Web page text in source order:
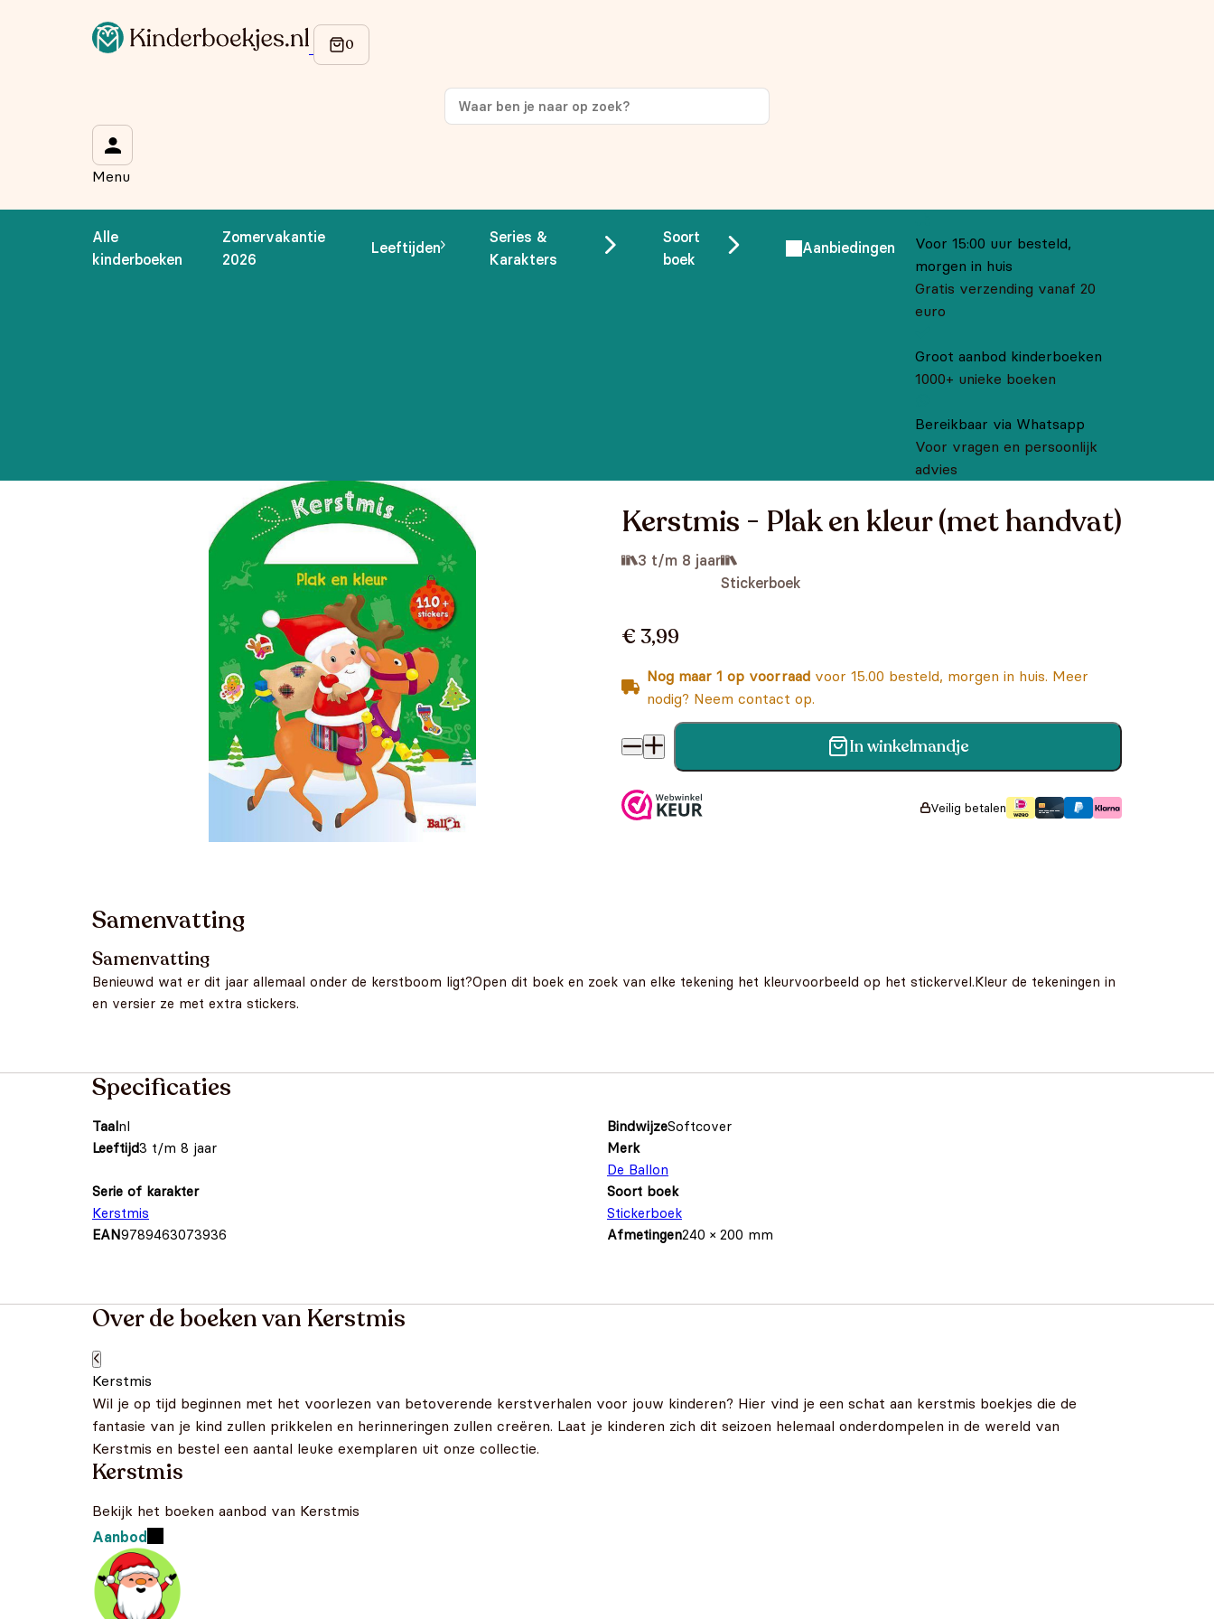
Menu
Alle
kinderboeken
Zomervakantie
2026
Leeftijden
Series &
Karakters
Soort
boek
Aanbiedingen
Voor 15:00 uur besteld,
morgen in huis
Gratis verzending vanaf 20
euro
Groot aanbod kinderboeken
1000+ unieke boeken
Bereikbaar via Whatsapp
Voor vragen en persoonlijk
advies
Kerstmis - Plak en kleur (met handvat)
3 t/m 8 jaar
Stickerboek
€ 3,99
Nog maar 1 op voorraad voor 15.00 besteld, morgen in huis. Meer
nodig? Neem contact op.
Kerstmis - Plak en kleur (met handvat) aantal
In winkelmandje
Veilig betalen
Samenvatting
Samenvatting
Benieuwd wat er dit jaar allemaal onder de kerstboom ligt?Open dit boek en zoek van elke tekening het kleurvoorbeeld op het stickervel.Kleur de tekeningen in
en versier ze met extra stickers.
Specificaties
Taalnl BindwijzeSoftcover
Leeftijd3 t/m 8 jaar
Merk
De Ballon
Serie of karakter
Kerstmis
Soort boek
Stickerboek
EAN9789463073936 Afmetingen240 × 200 mm
Over de boeken van Kerstmis
Kerstmis
Wil je op tijd beginnen met het voorlezen van betoverende kerstverhalen voor jouw kinderen? Hier vind je een schat aan kerstmis boekjes die de
fantasie van je kind zullen prikkelen en herinneringen zullen creëren. Laat je kinderen zich dit seizoen helemaal onderdompelen in de wereld van
Kerstmis en bestel een aantal leuke exemplaren uit onze collectie.
Kerstmis
Bekijk het boeken aanbod van Kerstmis
Aanbod
Op de hoogte blijven van onze acties?
op je eerste aankoop!
Wat is je voornaam?
Aanmelden